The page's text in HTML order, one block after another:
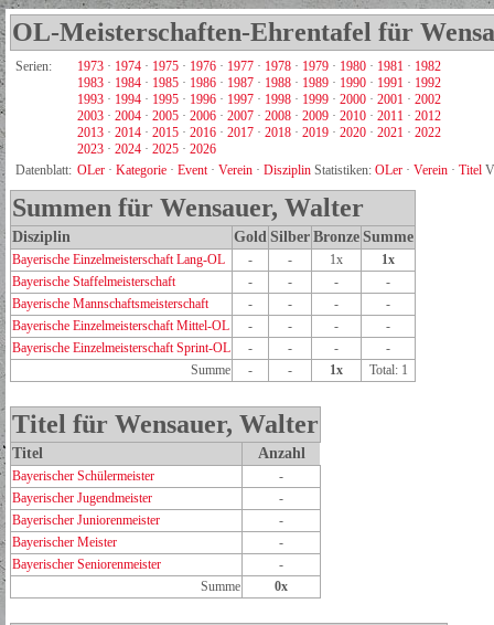
OL-Meisterschaften-Ehrentafel für
Serien: 1973 · 1974 · 1975 · 1976 · 1977 · 1978 · 1979 · 1980 · 1981 · 1982
1983 · 1984 · 1985 · 1986 · 1987 · 1988 · 1989 · 1990 · 1991 · 1992
1993 · 1994 · 1995 · 1996 · 1997 · 1998 · 1999 · 2000 · 2001 · 2002
2003 · 2004 · 2005 · 2006 · 2007 · 2008 · 2009 · 2010 · 2011 · 2012
2013 · 2014 · 2015 · 2016 · 2017 · 2018 · 2019 · 2020 · 2021 · 2022
2023 · 2024 · 2025 · 2026
Datenblatt: OLer · Kategorie · Event· Verein · Disziplin Statistiken: OLer · Verein · Titel
Summen für Wensauer, Walter
Disziplin Gold Silber Bronze Summe
Bayerische Einzelmeisterschaft Lang-OL - - 1x
1x
Bayerische Staffelmeisterschaft
- - -
-
Bayerische Mannschaftsmeisterschaft
- - -
-
Bayerische Einzelmeisterschaft Mittel-OL
- - -
-
Bayerische Einzelmeisterschaft Sprint-OL
- - -
-
Summe
- - 1x Total: 1
Titel für Wensauer, Walter
Titel Anzahl
Bayerischer Schülermeister
-
Bayerischer Jugendmeister
-
Bayerischer Juniorenmeister
-
Bayerischer Meister
-
Bayerischer Seniorenmeister
-
Summe
0x